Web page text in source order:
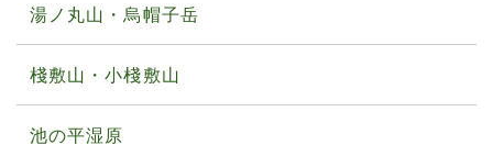
湯ノ丸山・烏帽子岳
棧敷山・小棧敷山
池の平湿原